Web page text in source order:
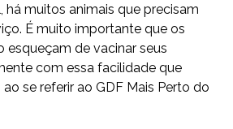
há muitos animais que precisam
É muito importante que os
esqueçam de vacinar seus
com essa facilidade que
ao se referir ao GDF Mais Perto do